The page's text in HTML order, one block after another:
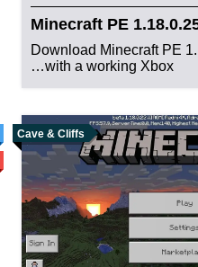
Minecraft PE
Download Minecraft PE
with a working Xbox…
Cave & Cliffs